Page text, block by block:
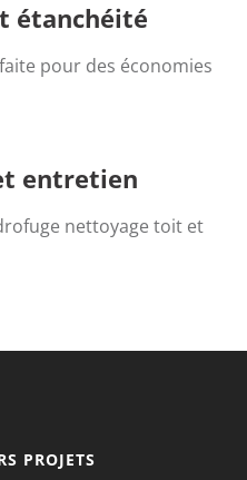
étanchéité
pour des économies
entretien
nettoyage toit et
PROJETS